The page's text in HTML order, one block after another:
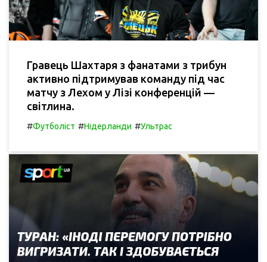
Гравець Шахтаря з фанатами з трибун
активно підтримував команду під час
матчу з Лехом у Лізі конференцій —
світлина.
#Футболіст #Нідерланди #Ультрас